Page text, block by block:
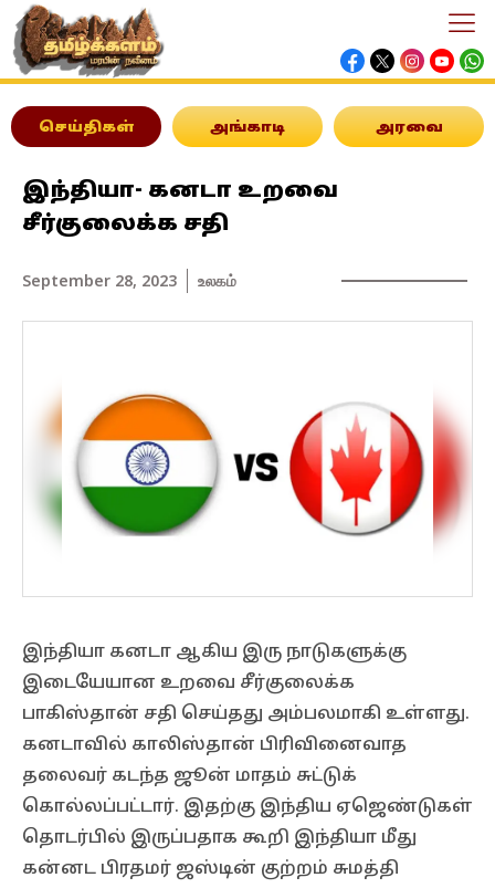
செய்திகள் அங்காடி அரவை
இந்தியா- கனடா உறவை
சீர்குலைக்க சதி
September 28, 2023 உலகம்
இந்தியா கனடா ஆகிய இரு நாடுகளுக்கு
இடையேயான உறவை சீர்குலைக்க
பாகிஸ்தான் சதி செய்தது அம்பலமாகி உள்ளது.
கனடாவில் காலிஸ்தான் பிரிவினைவாத
தலைவர் கடந்த ஜூன் மாதம் சுட்டுக்
கொல்லப்பட்டார். இதற்கு இந்திய ஏஜெண்டுகள்
தொடர்பில் இருப்பதாக கூறி இந்தியா மீது
கன்னட பிரதமர் ஜஸ்டின் குற்றம் சுமத்தி